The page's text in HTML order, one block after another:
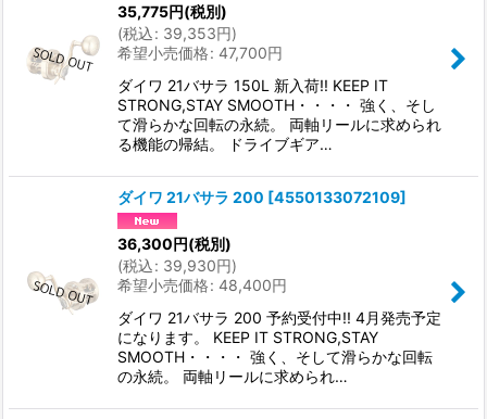
35,775円(税別)
(税込: 39,353円)
希望小売価格: 47,700円
ダイワ 21バサラ 150L 新入荷!! KEEP IT
STRONG,STAY SMOOTH・・・・ 強く、そし
て滑らかな回転の永続。 両軸リールに求められ
る機能の帰結。 ドライブギア…
ダイワ 21バサラ 200 [4550133072109]
36,300円(税別)
(税込: 39,930円)
希望小売価格: 48,400円
ダイワ 21バサラ 200 予約受付中!! 4月発売予定
になります。 KEEP IT STRONG,STAY
SMOOTH・・・・ 強く、そして滑らかな回転
の永続。 両軸リールに求められ…